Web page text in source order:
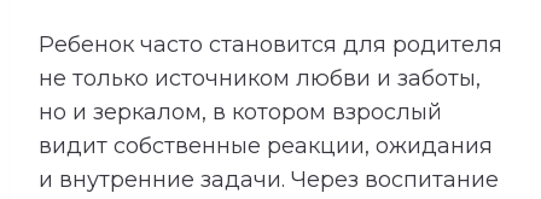
Ребенок часто становится для родителя
не только источником любви и заботы,
но и зеркалом, в котором взрослый
видит собственные реакции, ожидания
и внутренние задачи. Через воспитание